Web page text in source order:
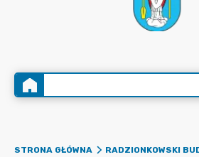
STRONA GŁÓWNA
RADZIONKOWSKI